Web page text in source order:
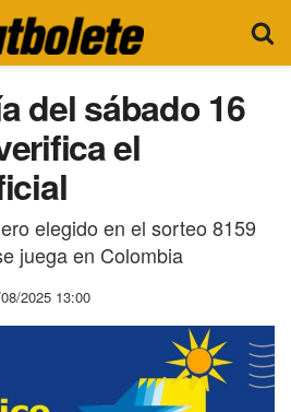
del sábado 16
el
elegido en el sorteo 8159
juega en Colombia
2025 13:00